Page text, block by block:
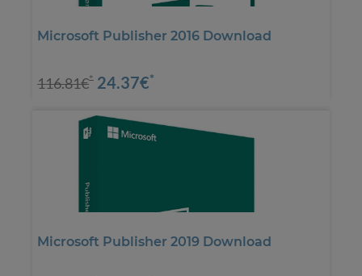
Microsoft Publisher 2016 Download
116.81€* 24.37€*
Microsoft Publisher 2019 Download